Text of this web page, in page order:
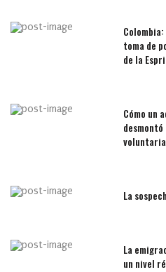
toma de
de la
Cómo un
La
La
un nivel